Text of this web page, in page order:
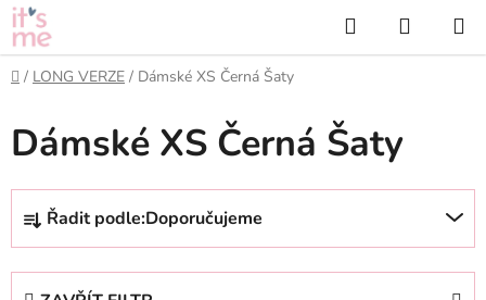
Přejít
na
obsah
Hledat
KOŠÍK
Domů
/ LONG VERZE / Dámské XS Černá Šaty
Dámské XS Černá Šaty
Ř
z
Řadit podle:Doporučujeme